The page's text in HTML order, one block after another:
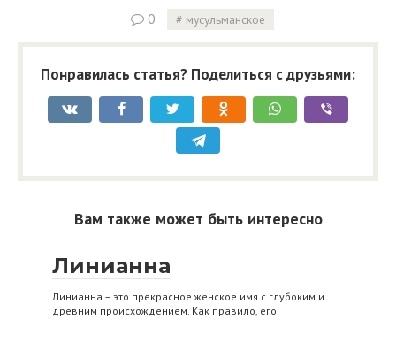
0 мусульманское
Понравилась статья? Поделиться с друзьями:
Вам также может быть интересно
Линианна
Линианна – это прекрасное женское имя с глубоким и
древним происхождением. Как правило, его